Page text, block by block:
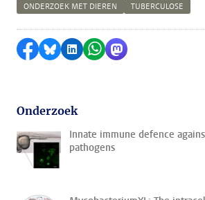
ONDERZOEK MET DIEREN TUBERCULOSE
Delen op Facebook
Delen via Bluesky
Delen op LinkedIn
Delen via WhatsApp
Delen via
Onderzoek
Innate immune defence
pathogens